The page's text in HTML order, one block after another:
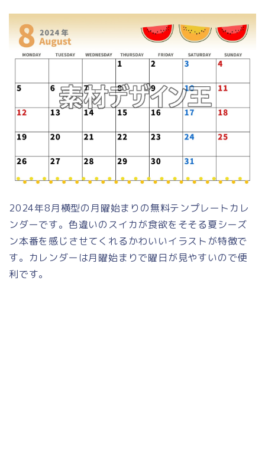
2024年8月横型の月曜始まりの無料テンプレートカレ
ンダーです。色違いのスイカが食欲をそそる夏シーズ
ン本番を感じさせてくれるかわいいイラストが特徴で
す。カレンダーは月曜始まりで曜日が見やすいので便
利です。